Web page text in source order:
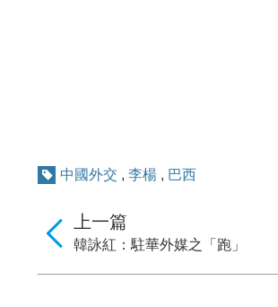
中國外交 , 李楊 , 巴西
上一篇
韓詠紅：駐華外媒之「跑」